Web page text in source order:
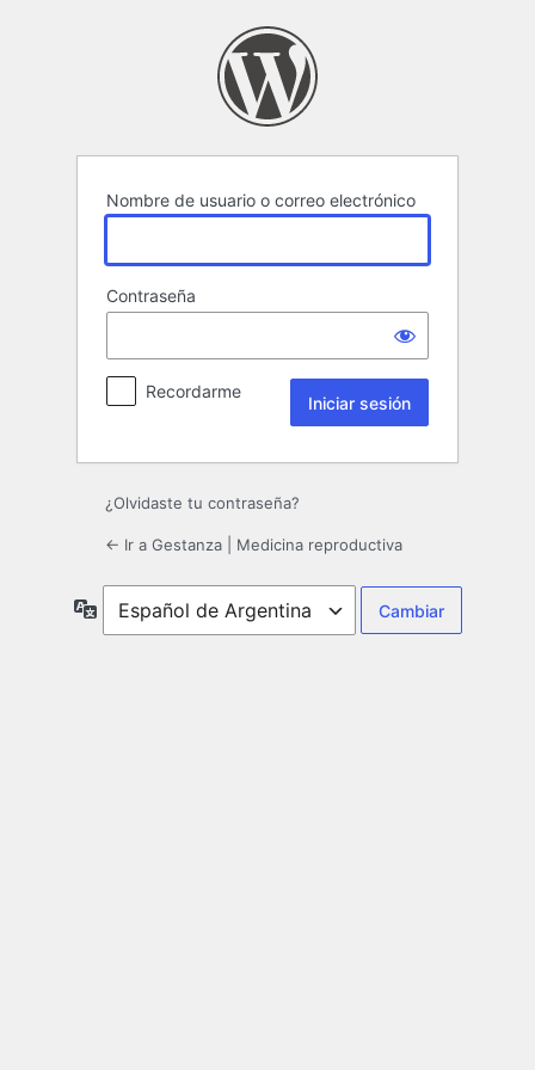
Nombre de usuario o correo electrónico
Contraseña
Recordarme
¿Olvidaste tu contraseña?
← Ir a Gestanza | Medicina reproductiva
Idioma